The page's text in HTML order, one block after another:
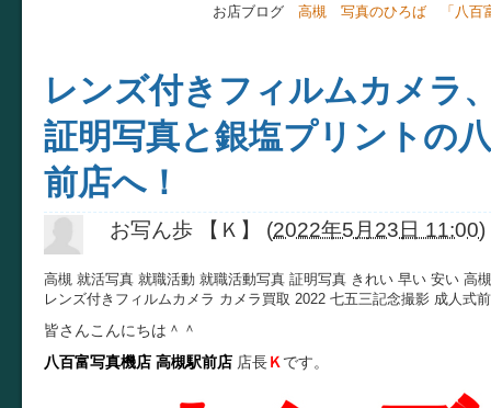
お店ブログ 高槻 写真のひろば 「八百
レンズ付きフィルムカメラ
証明写真と銀塩プリントの
前店へ！
お写ん歩 【Ｋ】 (2022年5月23日 11:00)
高槻 就活写真 就職活動 就職活動写真 証明写真 きれい 早い 安い 高
レンズ付きフィルムカメラ カメラ買取 2022 七五三記念撮影 成人式
皆さんこんにちは＾＾
八百富写真機店 高槻駅前店 店長Ｋ です。